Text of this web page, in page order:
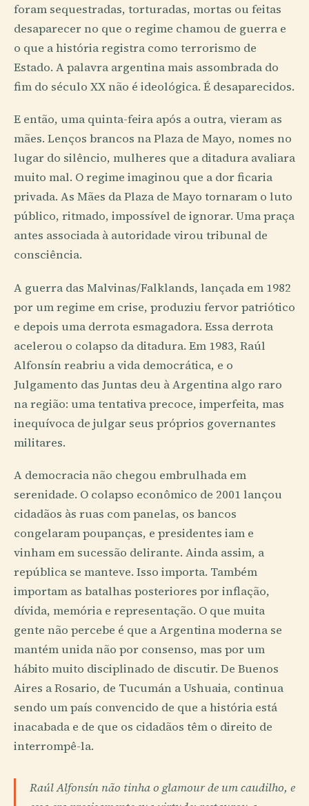
foram sequestradas, torturadas, mortas ou feitas
desaparecer no que o regime chamou de guerra e
o que a história registra como terrorismo de
Estado. A palavra argentina mais assombrada do
fim do século XX não é ideológica. É desaparecidos.
E então, uma quinta-feira após a outra, vieram as
mães. Lenços brancos na Plaza de Mayo, nomes no
lugar do silêncio, mulheres que a ditadura avaliara
muito mal. O regime imaginou que a dor ficaria
privada. As Mães da Plaza de Mayo tornaram o luto
público, ritmado, impossível de ignorar. Uma praça
antes associada à autoridade virou tribunal de
consciência.
A guerra das Malvinas/Falklands, lançada em 1982
por um regime em crise, produziu fervor patriótico
e depois uma derrota esmagadora. Essa derrota
acelerou o colapso da ditadura. Em 1983, Raúl
Alfonsín reabriu a vida democrática, e o
Julgamento das Juntas deu à Argentina algo raro
na região: uma tentativa precoce, imperfeita, mas
inequívoca de julgar seus próprios governantes
militares.
A democracia não chegou embrulhada em
serenidade. O colapso econômico de 2001 lançou
cidadãos às ruas com panelas, os bancos
congelaram poupanças, e presidentes iam e
vinham em sucessão delirante. Ainda assim, a
república se manteve. Isso importa. Também
importam as batalhas posteriores por inflação,
dívida, memória e representação. O que muita
gente não percebe é que a Argentina moderna se
mantém unida não por consenso, mas por um
hábito muito disciplinado de discutir. De Buenos
Aires a Rosario, de Tucumán a Ushuaia, continua
sendo um país convencido de que a história está
inacabada e de que os cidadãos têm o direito de
interrompê-la.
Raúl Alfonsín não tinha o glamour de um caudilho, e